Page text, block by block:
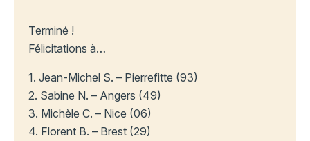
Terminé !
Félicitations à…
1. Jean-Michel S. – Pierrefitte (93)
2. Sabine N. – Angers (49)
3. Michèle C. – Nice (06)
4. Florent B. – Brest (29)